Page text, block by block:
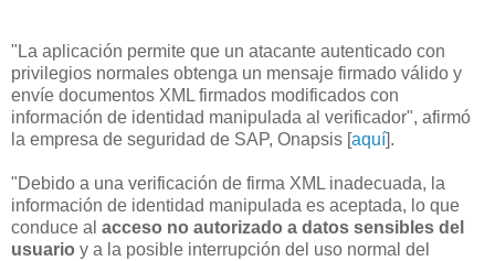
"La aplicación permite que un atacante autenticado con
privilegios normales obtenga un mensaje firmado válido y
envíe documentos XML firmados modificados con
información de identidad manipulada al verificador", afirmó
la empresa de seguridad de SAP, Onapsis [aquí].
"Debido a una verificación de firma XML inadecuada, la
información de identidad manipulada es aceptada, lo que
conduce al acceso no autorizado a datos sensibles del
usuario y a la posible interrupción del uso normal del